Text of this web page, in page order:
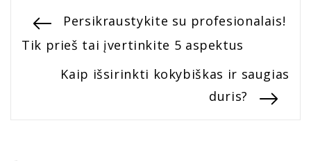
Navigacija
tarp
Previous
post:
Persikraustykite su profesionalais!
Tik prieš tai įvertinkite 5 aspektus
Next
Kaip išsirinkti kokybiškas ir saugias
duris?